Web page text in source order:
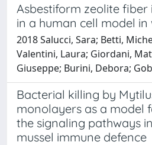
Asbestiform zeolite
in a human cell model in
2018 Salucci, Sara; Betti,
Valentini, Laura; Giordani,
Giuseppe; Burini, Debora;
Bacterial killing by
monolayers as a model
the signaling pathways
mussel immune defence